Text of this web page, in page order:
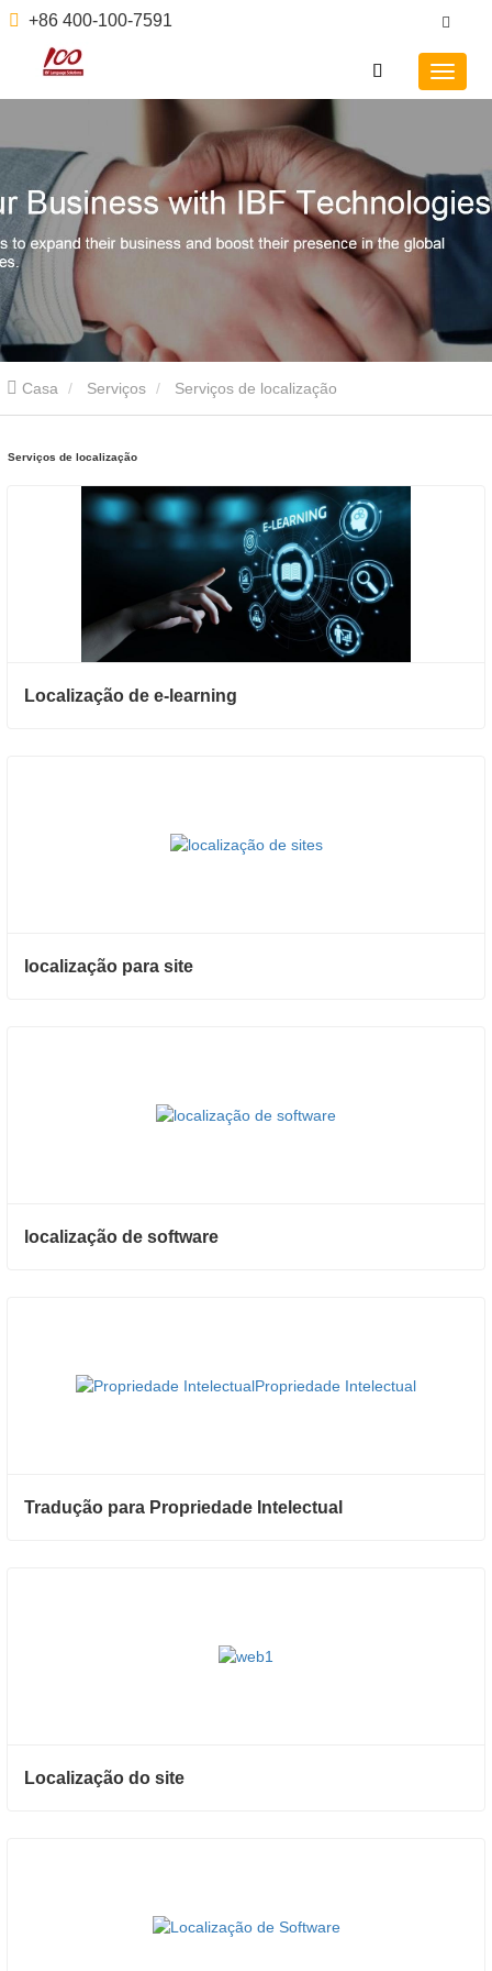
+86 400-100-7591
Casa Serviços Serviços de localização
Serviços de localização
Localização de e-learning
localização para site
localização de software
Tradução para Propriedade Intelectual
Localização do site